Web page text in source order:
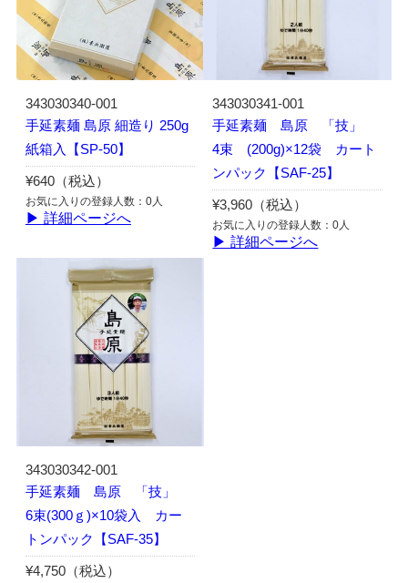
343030340-001
手延素麺 島原 細造り 250g
紙箱入【SP-50】
¥640（税込）
お気に入りの登録人数：0人
▶ 詳細ページへ
343030341-001
手延素麺 島原 「技」
4束 (200g)×12袋 カート
ンパック【SAF-25】
¥3,960（税込）
お気に入りの登録人数：0人
▶ 詳細ページへ
343030342-001
手延素麺 島原 「技」
6束(300ｇ)×10袋入 カー
トンパック【SAF-35】
¥4,750（税込）